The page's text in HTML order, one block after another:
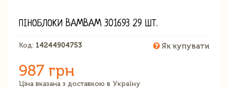
ПІНОБЛОКИ BAMBAM 301693 29 ШТ.
Код: 14244904753 Як купувати
987 грн
Ціна вказана з доставкою в Україну